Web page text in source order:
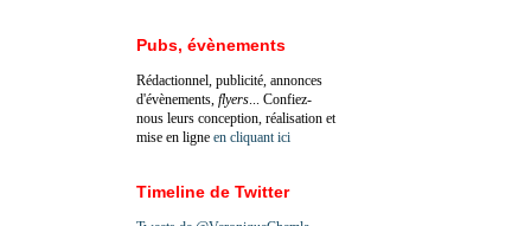
Pubs, évènements
Rédactionnel, publicité, annonces
d'évènements, flyers ... Confiez-
nous leurs conception, réalisation et
mise en ligne en cliquant ici
Timeline de Twitter